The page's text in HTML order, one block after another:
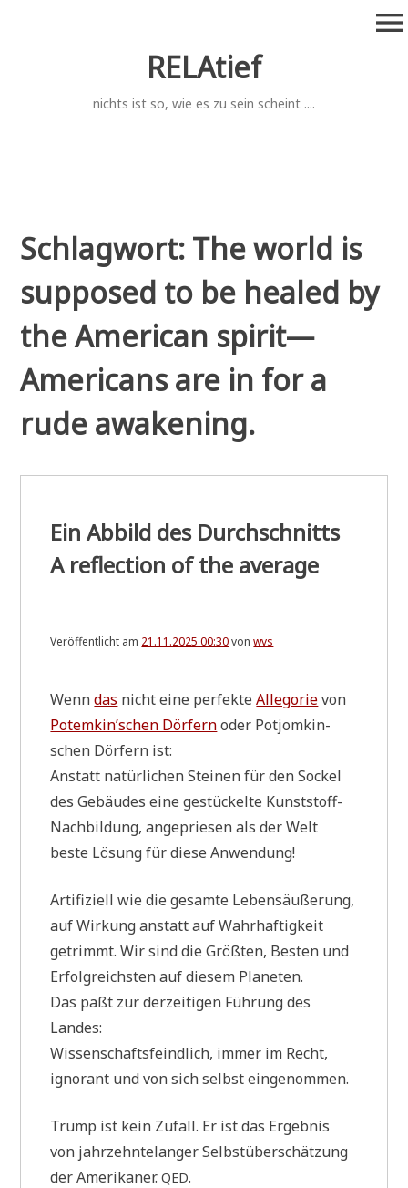
RELAtief
nichts ist so, wie es zu sein scheint ....
menu
Schlagwort: The world is
supposed to be healed by
the American spirit—
Americans are in for a
rude awakening.
Ein Abbild des Durchschnitts
A reflection of the average
Veröffentlicht am 21.11.2025 00:30vonwvs
Wenndas nicht eine per­fek­teAlle­go­rievon
Potemkin’schen Dör­fernoder Pot­jom­kin­
schen Dör­fern ist:
Anstatt natür­li­chen Stei­nen für den Sockel
des Gebäu­des eine gestückel­te Kunst­stoff-
Nach­bil­dung, ange­prie­sen als der Welt
beste Lösung für die­se Anwendung!
Arti­fi­zi­ell wie die gesam­te Lebens­äu­ße­rung,
auf Wir­kung anstatt auf Wahr­haf­tig­keit
getrimmt. Wir sind die Größ­ten, Besten und
Erfolg­reich­sten auf die­sem Planeten.
Das paßt zur der­zei­ti­gen Füh­rung des
Landes:
Wis­sen­schafts­feind­lich, immer im Recht,
igno­rant und von sich selbst eingenommen.
Trump ist kein Zufall. Er ist das Ergeb­nis
von jahr­zehn­te­lan­ger Selbst­über­schät­zung
der Ame­ri­ka­ner.QED.